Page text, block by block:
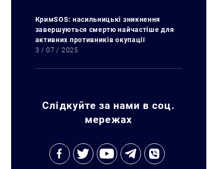
КримSOS: насильницькі зникнення
завершуються смертю найчастіше для
активних противників окупації
3 / 07 / 2025
Слідкуйте за нами в соц.
мережах